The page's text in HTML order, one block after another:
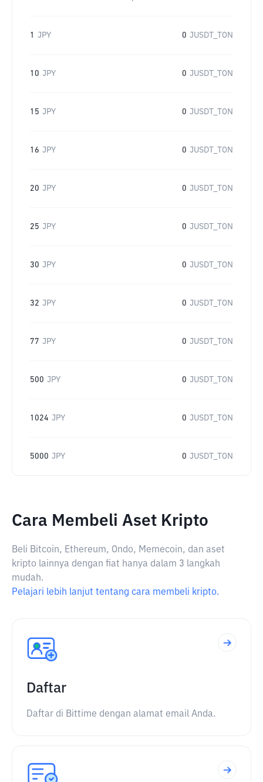
1 JPY 0 JUSDT_TON
10 JPY 0 JUSDT_TON
15 JPY 0 JUSDT_TON
16 JPY 0 JUSDT_TON
20 JPY 0 JUSDT_TON
25 JPY 0 JUSDT_TON
30 JPY 0 JUSDT_TON
32 JPY 0 JUSDT_TON
77 JPY 0 JUSDT_TON
500 JPY 0 JUSDT_TON
1024 JPY 0 JUSDT_TON
5000 JPY 0 JUSDT_TON
Cara Membeli Aset Kripto
Beli Bitcoin, Ethereum, Ondo, Memecoin, dan aset
kripto lainnya dengan fiat hanya dalam 3 langkah
mudah.
Pelajari lebih lanjut tentang cara membeli kripto.
Daftar
Daftar di Bittime dengan alamat email Anda.